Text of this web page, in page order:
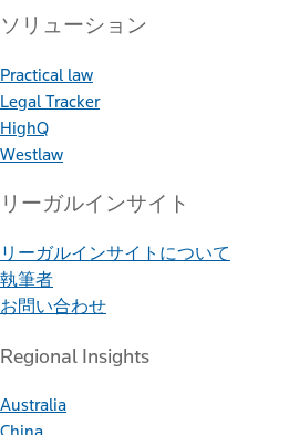
ソリューション
Practical law
Legal Tracker
HighQ
Westlaw
リーガルインサイト
リーガルインサイトについて
執筆者
お問い合わせ
Regional Insights
Australia